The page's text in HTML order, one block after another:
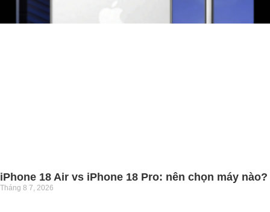
iPhone 18 Air vs iPhone 18 Pro: nên chọn máy nào?
Tháng 8 7, 2026